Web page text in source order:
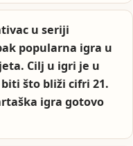
u seriji
popularna igra u
Cilj u igri je u
što bliži cifri 21.
igra gotovo